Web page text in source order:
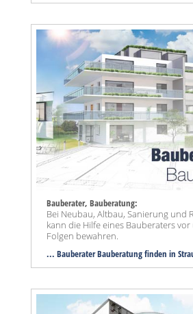
Bauberater, Bauberatung:
Bei Neubau, Altbau, Sanierung und
kann die Hilfe eines Bauberaters
Folgen bewahren.
... Bauberater Bauberatung finden in